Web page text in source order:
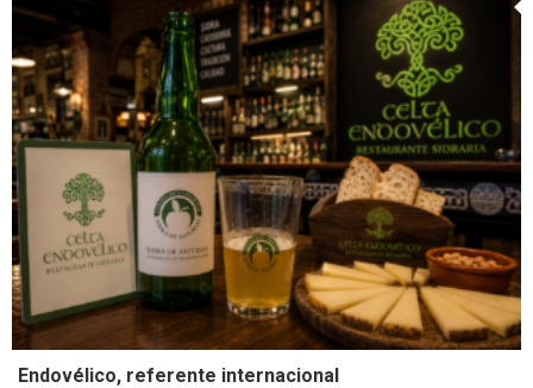
Endovélico, referente internacional